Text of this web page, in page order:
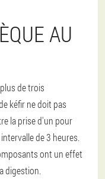
AU
de trois
kéfir ne doit pas
la prise d'un pour
de 3 heures.
ont un effet
digestion.